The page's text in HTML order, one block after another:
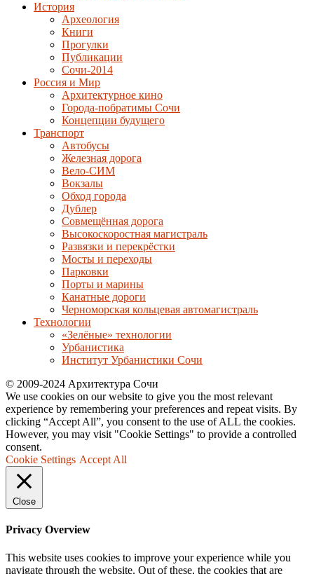
История
Археология
Книги
Прогулки
Публикации
Сочи-2014
Россия и Мир
Архитектурное кино
Города-побратимы Сочи
Концепции будущего
Транспорт
Автобусы
Железная дорога
Вело-СИМ
Вокзалы
Обход города
Дублер
Совмещённая дорога
Высокоскоростная магистраль
Развязки и перекрёстки
Мосты и переходы
Парковки
Порты и марины
Канатные дороги
Черноморская кольцевая автомагистраль
Технологии
«Зелёные» технологии
Урбанистика
Институт Урбанистики Сочи
© 2009-2024 Архитектура Сочи
We use cookies on our website to give you the most relevant
experience by remembering your preferences and repeat visits. By
clicking “Accept All”, you consent to the use of ALL the cookies.
However, you may visit "Cookie Settings" to provide a controlled
consent.
Cookie Settings Accept All
Close
Privacy Overview
This website uses cookies to improve your experience while you
navigate through the website. Out of these, the cookies that are